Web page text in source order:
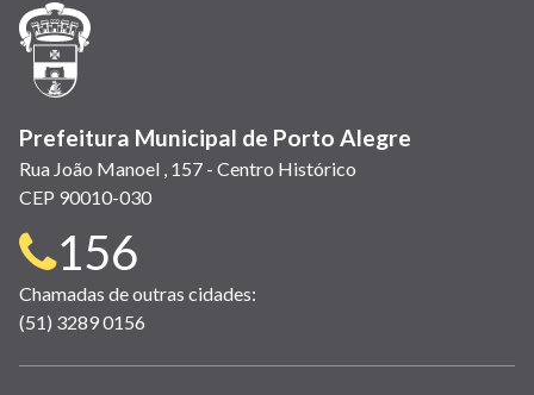
janela)
Prefeitura Municipal de Porto Alegre
Rua João Manoel , 157 - Centro Histórico
CEP 90010-030
Telefone
para
contato:
156
Chamadas de outras cidades:
(51) 3289 0156